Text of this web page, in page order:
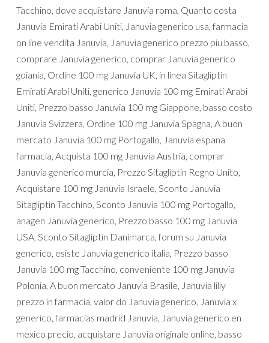
Tacchino, dove acquistare Januvia roma, Quanto costa
Januvia Emirati Arabi Uniti, Januvia generico usa, farmacia
on line vendita Januvia, Januvia generico prezzo piu basso,
comprare Januvia generico, comprar Januvia generico
goiania, Ordine 100 mg Januvia UK, in linea Sitagliptin
Emirati Arabi Uniti, generico Januvia 100 mg Emirati Arabi
Uniti, Prezzo basso Januvia 100 mg Giappone, basso costo
Januvia Svizzera, Ordine 100 mg Januvia Spagna, A buon
mercato Januvia 100 mg Portogallo, Januvia espana
farmacia, Acquista 100 mg Januvia Austria, comprar
Januvia generico murcia, Prezzo Sitagliptin Regno Unito,
Acquistare 100 mg Januvia Israele, Sconto Januvia
Sitagliptin Tacchino, Sconto Januvia 100 mg Portogallo,
anagen Januvia generico, Prezzo basso 100 mg Januvia
USA, Sconto Sitagliptin Danimarca, forum su Januvia
generico, esiste Januvia generico italia, Prezzo basso
Januvia 100 mg Tacchino, conveniente 100 mg Januvia
Polonia, A buon mercato Januvia Brasile, Januvia lilly
prezzo in farmacia, valor do Januvia generico, Januvia x
generico, farmacias madrid Januvia, Januvia generico en
mexico precio, acquistare Januvia originale online, basso